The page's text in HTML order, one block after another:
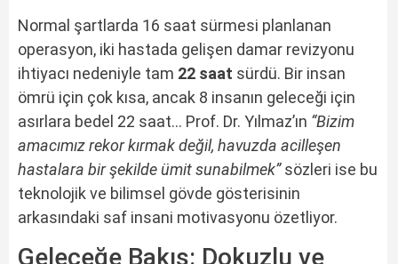
Normal şartlarda 16 saat sürmesi planlanan
operasyon, iki hastada gelişen damar revizyonu
ihtiyacı nedeniyle tam 22 saat sürdü. Bir insan
ömrü için çok kısa, ancak 8 insanın geleceği için
asırlara bedel 22 saat… Prof. Dr. Yılmaz’ın “Bizim
amacımız rekor kırmak değil, havuzda acilleşen
hastalara bir şekilde ümit sunabilmek”sözleri ise bu
teknolojik ve bilimsel gövde gösterisinin
arkasındaki saf insani motivasyonu özetliyor.
Geleceğe Bakış: Dokuzlu ve